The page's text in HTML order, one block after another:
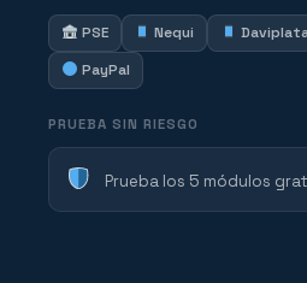
PSE Nequi
PayPal
PRUEBA SIN RIESGO
Prueba los 5 módulos